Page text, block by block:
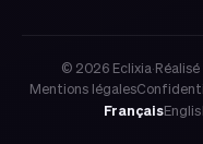
© 2026 Eclixia·
Mentions légales
Français